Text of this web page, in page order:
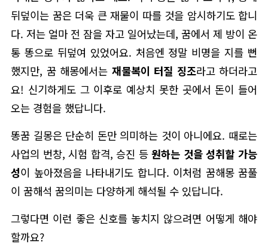
뒤덮이는 꿈은 더욱 큰 재물이 따를 것을 암시하기도 합니
다. 저는 얼마 전 잠을 자고 일어났는데, 꿈에서 제 방이 온
통 똥으로 뒤덮여 있었어요. 처음엔 정말 비명을 지를 뻔
했지만, 꿈 해몽에서는 재물복이 터질 징조라고 하더라고
요! 신기하게도 그 이후로 예상치 못한 곳에서 돈이 들어
오는 경험을 했답니다.
똥꿈 길몽은 단순히 돈만 의미하는 것이 아니에요. 때로는
사업의 번창, 시험 합격, 승진 등원하는 것을 성취할 가능
성이 높아졌음을 나타내기도 합니다. 이처럼 꿈해몽 꿈풀
이 꿈해석 꿈의미는 다양하게 해석될 수 있답니다.
그렇다면 이런 좋은 신호를 놓치지 않으려면 어떻게 해야
할까요?